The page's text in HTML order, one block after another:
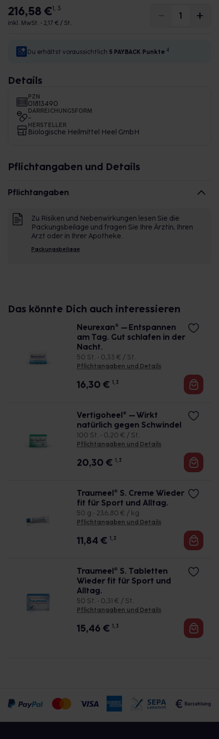
216,58 €1, 3
inkl. MwSt. • 2,17 € / St.
Du erhältst voraussichtlich 5 PAYBACK Punkte 4
Details
PZN
01813490
DARREICHUNGSFORM
-
HERSTELLER
Biologische Heilmittel Heel GmbH
Pflichtangaben und Details
Pflichtangaben
Zu Risiken und Nebenwirkungen lesen Sie die
Packungsbeilage und fragen Sie Ihre Ärztin, Ihren
Arzt oder in Ihrer Apotheke.
Packungsbeilage
Das könnte Dich auch interessieren
Neurexan® – Entspannen
am Tag. Gut schlafen in der
Nacht.
50 St. • 0,33 € / St.
Pflichtangaben und Details
16,30 € 1, 3
Vertigoheel® – Wirkt
natürlich gegen Schwindel
100 St. • 0,20 € / St.
Pflichtangaben und Details
20,30 € 1, 3
Traumeel® S. Creme Wieder
fit für Sport und Alltag.
50 g • 236,80 € / kg
Pflichtangaben und Details
11,84 € 1, 3
Traumeel® S. Tabletten
Wieder fit für Sport und
Alltag.
50 St. • 0,31 € / St.
Pflichtangaben und Details
15,46 € 1, 3